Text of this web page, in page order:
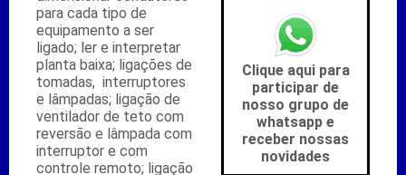
para cada tipo de
equipamento a ser
ligado; ler e interpretar
planta baixa; ligações de
tomadas, interruptores
e lâmpadas; ligação de
ventilador de teto com
reversão e lâmpada com
interruptor e com
controle remoto; ligação
Clique aqui para
participar de
nosso grupo de
whatsapp e
receber nossas
novidades